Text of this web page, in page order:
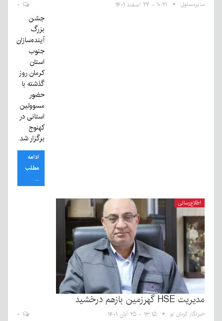
مدیرمسئول ۱۰:۲۱ - ۲۷ اسفند ۱۴۰۱
جشن
بزرگ
آینده‌سازان
جنوب
استان
کرمان روز
گذشته با
حضور
مسوولین
استانی در
کهنوج
برگزار شد.
ادامه
مطلب
...
اطلاع‌رسانی
مدیریت HSE گهرزمین بازهم درخشید
خبرنگار کرمان نو ۱۳:۱۵ - ۲۵ آبان ۱۴۰۱